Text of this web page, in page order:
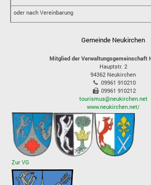
oder nach Vereinbarung
Gemeinde Neukirchen
Mitglied der Verwaltungsgemeinschaft
Hauptstr. 2
94362 Neukirchen
09961 910210
09961 910212
tourismus@neukirchen.net
www.neukirchen.net/
Zur VG